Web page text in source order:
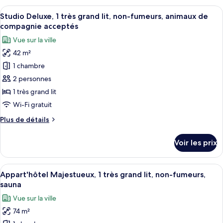
non-
fumeurs,
sauna
type
de
chambre
Appart'hôtel
Familial,
2
chambres,
non-
fumeurs,
Afficher
toutes
les
photos
pour
ce
type
de
chambre :
Deluxe,
grand
lit,
non-
fumeurs,
animaux
de
Un lit avec plusieurs oreillers, dont
18
Studio Deluxe, 1 très grand lit, non-fumeurs, animaux de
compagnie acceptés
Vue sur la ville
42 m²
1 chambre
2 personnes
1 très grand lit
Wi-Fi gratuit
Plus de détails
Plus
le
type
de
chambre
Deluxe,
très
Voir les prix
Afficher
toutes
les
photos
pour
Un lit bien fait, avec du linge de lit
19
Appart'hôtel Majestueux, 1 très grand lit, non-fumeurs,
sauna
Vue sur la ville
74 m²